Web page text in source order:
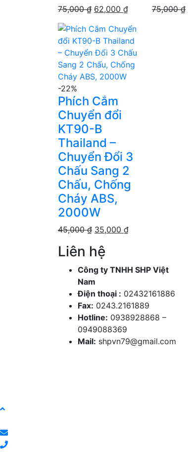
75,000₫ Giá
là:
75,000 ₫.
62,000 ₫Giá
tại
là:
62,000 ₫.
75,000₫
-22%
Phích Cắm
Chuyển đổi
KT90-B
Thailand –
Chuyển Đổi 3
Chấu Sang 2
Chấu, Chống
Cháy ABS,
2000W
45,000₫ Giá
là:
45,000 ₫.
35,000 ₫Giá
là:
35,000 ₫.
Liên hệ
Công ty TNHH SHP Việt
Nam
Điện thoại : 02432161886
Fax: 0243.2161889
Hotline: 0938928868 –
0949088369
Mail: shpvn79@gmail.com